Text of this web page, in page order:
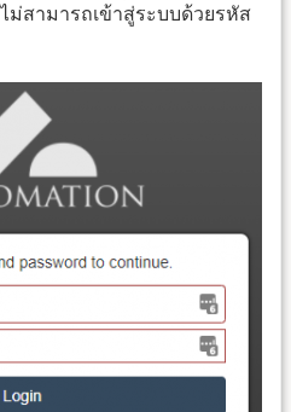
ม่สามารถเข้าสู่ระบบด้วยรหัส